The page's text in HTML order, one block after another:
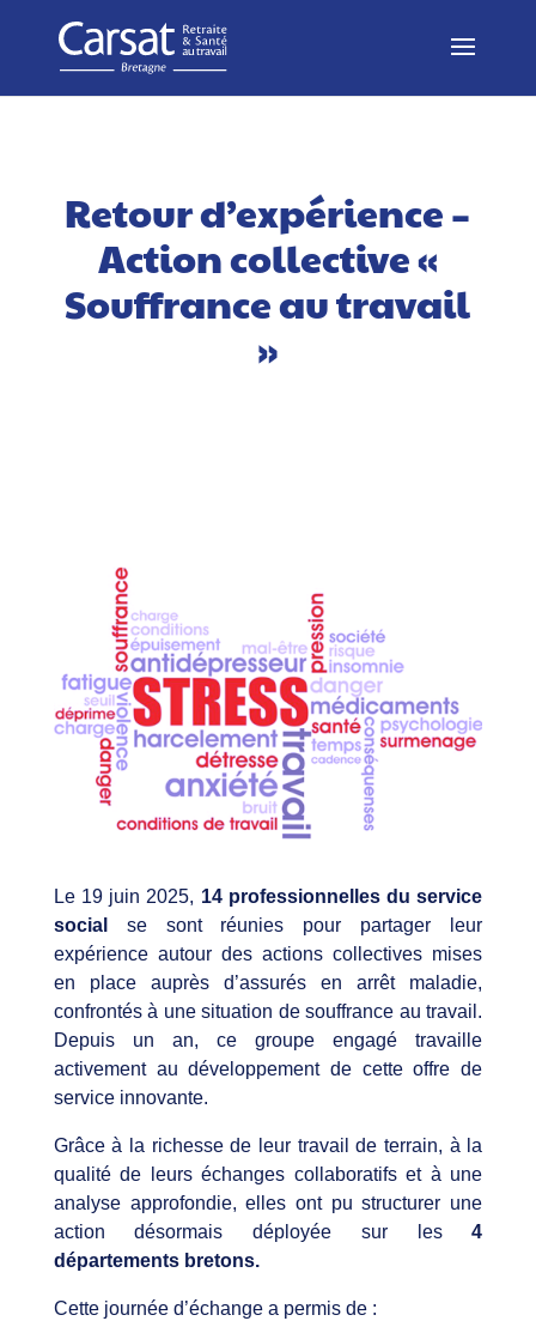
Retour d’expérience –
Action collective «
Souffrance au travail
»​
Le 19 juin 2025, 14 professionnelles du service
social
se sont réunies pour partager leur
expérience autour des actions collectives mises
en place auprès d’assurés en arrêt maladie,
confrontés à une situation de souffrance au travail.
Depuis un an, ce groupe engagé travaille
activement au développement de cette offre de
service innovante.​
Grâce à la richesse de leur travail de terrain, à la
qualité de leurs échanges collaboratifs et à une
analyse approfondie, elles ont pu structurer une
action désormais déployée sur les4
départements bretons.​
Cette journée d’échange a permis de :​